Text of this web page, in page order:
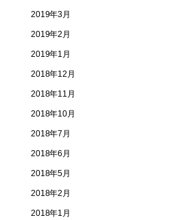
2019年3月
2019年2月
2019年1月
2018年12月
2018年11月
2018年10月
2018年7月
2018年6月
2018年5月
2018年2月
2018年1月